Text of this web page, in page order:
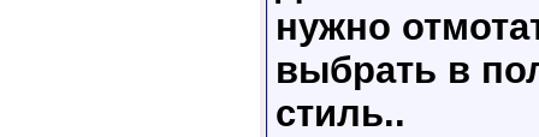
нужно
выбрать в
стиль..